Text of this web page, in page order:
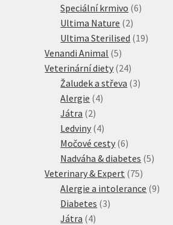
produktů
Speciální krmivo 66
Ultima Nature 22
produkty
Ultima Sterilised 1919
Venandi Animal 55
produktů
Veterinární diety 2424
produktů
Žaludek a střeva 33
Alergie 44
Játra 22
produkty
Ledviny 44
produkty
Močové cesty 66
produktů
Nadváha & diabetes 55
Veterinary & Expert 7575
produktů
Alergie a intolerance 99
Diabetes 33
Játra 44